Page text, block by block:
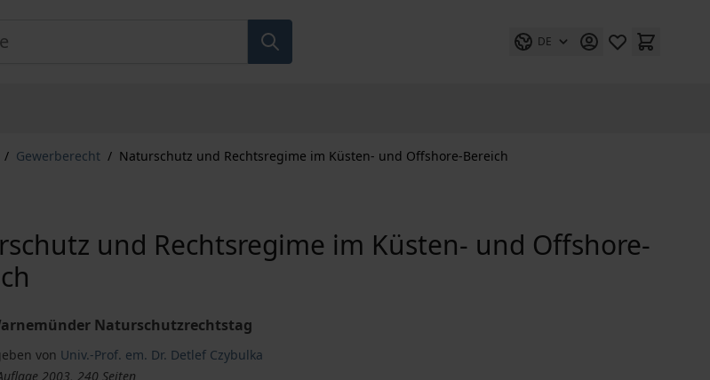
DE
/ Gewerberecht / Naturschutz und Rechtsregime im Küsten- und Offshore-Bereich
und Rechtsregime im Küsten- und Offshore-
Naturschutzrechtstag
von Univ.-Prof. em. Dr. Detlef Czybulka
2003, 240 Seiten